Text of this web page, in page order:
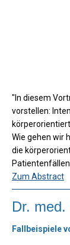
"In diesem
vorstellen:
Wie gehen wir
die
Zum Abstract
Dr.
Fallbeispiele